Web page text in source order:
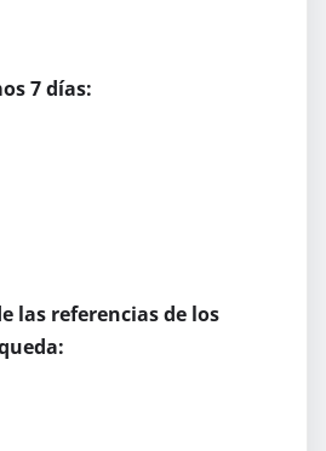
7 días:
las referencias de los